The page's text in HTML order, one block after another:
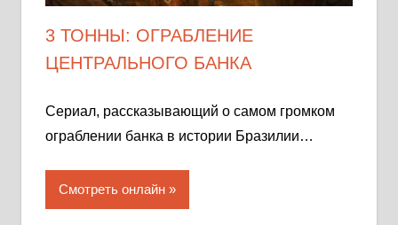
3 ТОННЫ: ОГРАБЛЕНИЕ
ЦЕНТРАЛЬНОГО БАНКА
Сериал, рассказывающий о самом громком
ограблении банка в истории Бразилии…
Смотреть онлайн